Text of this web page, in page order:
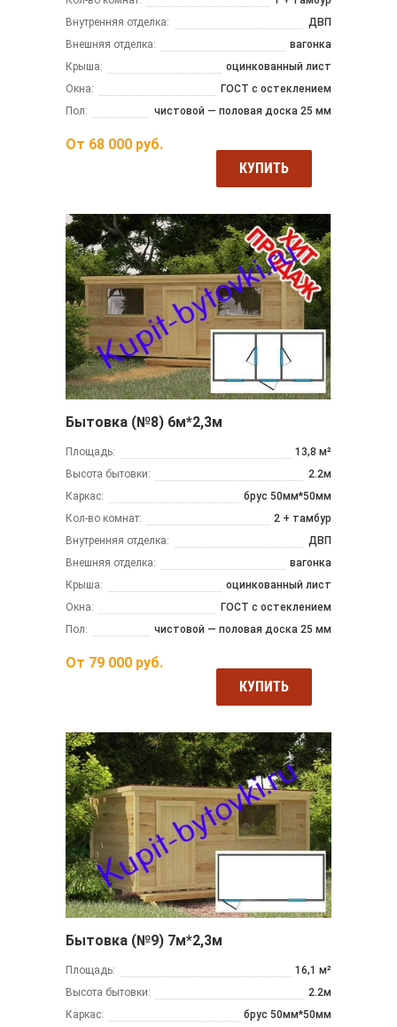
Внутренняя отделка:
ДВП
Внешняя отделка:
вагонка
Крыша:
оцинкованный лист
Окна:
ГОСТ с остеклением
Пол:
чистовой — половая доска 25 мм
От 68 000 руб.
КУПИТЬ
Бытовка (№8) 6м*2,3м
Площадь:
13,8 м²
Высота бытовки:
2.2м
Каркас:
брус 50мм*50мм
Кол-во комнат:
2 + тамбур
Внутренняя отделка:
ДВП
Внешняя отделка:
вагонка
Крыша:
оцинкованный лист
Окна:
ГОСТ с остеклением
Пол:
чистовой — половая доска 25 мм
От 79 000 руб.
КУПИТЬ
Бытовка (№9) 7м*2,3м
Площадь:
16,1 м²
Высота бытовки:
2.2м
Каркас:
брус 50мм*50мм